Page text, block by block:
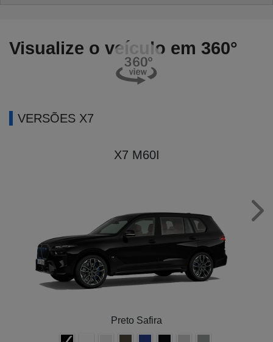
Visualize o veículo em 360°
VERSÕES X7
X7 M60I
Preto Safira